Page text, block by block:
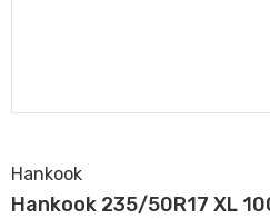
Hankook
Hankook 235/50R17 XL